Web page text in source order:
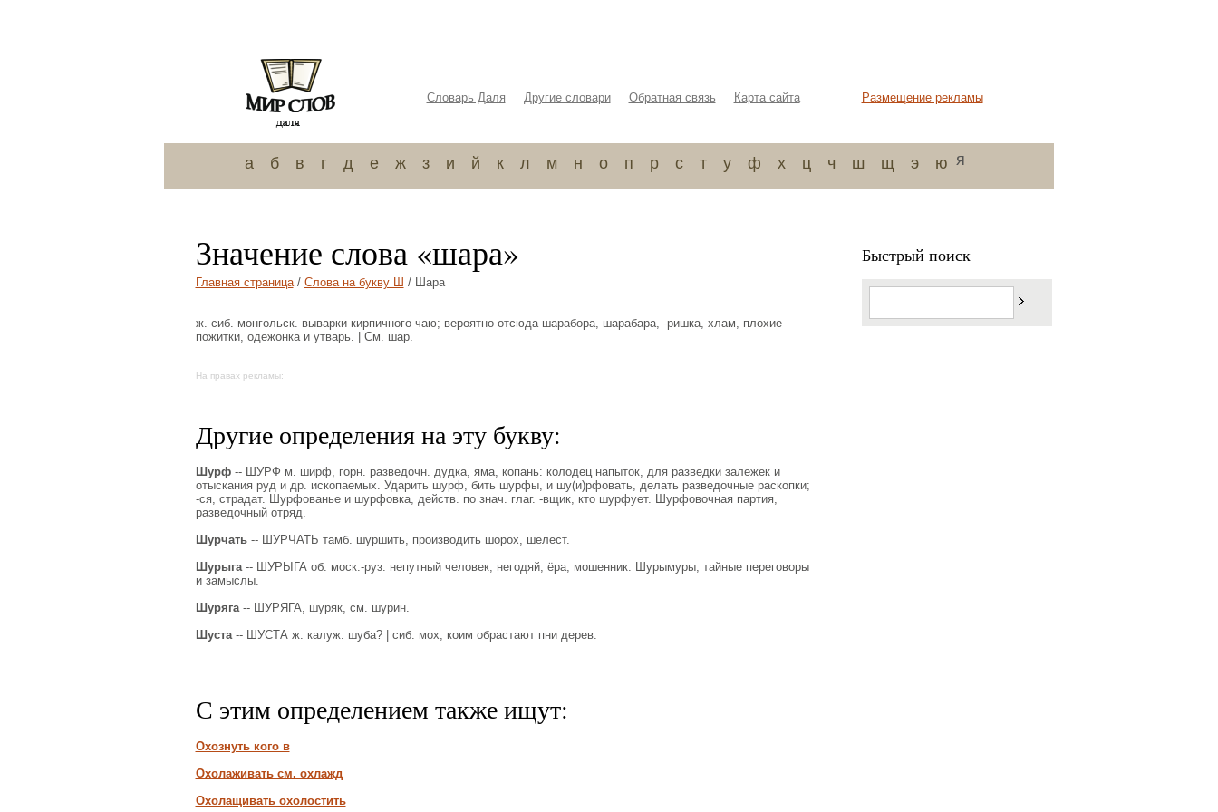
Словарь Даля Другие словари Обратная связь Карта сайта Размещение рекламы
а б в г д е ж з и й к л м н о п р с т у ф х ц ч ш щ э ю я
Значение слова «шара»
Главная страница/ Слова на букву Ш / Шара
ж. сиб. монгольск. выварки кирпичного чаю; вероятно отсюда шарабора, шарабара, -ришка, хлам, плохие
пожитки, одежонка и утварь. | См. шар.
На правах рекламы:
Другие определения на эту букву:
Шурф-- ШУРФ м. ширф, горн. разведочн. дудка, яма, копань: колодец напыток, для разведки залежек и
отыскания руд и др. ископаемых. Ударить шурф, бить шурфы, и шу(и)рфовать, делать разведочные раскопки;
-ся, страдат. Шурфованье и шурфовка, действ. по знач. глаг. -вщик, кто шурфует. Шурфовочная партия,
разведочный отряд.
Шурчать-- ШУРЧАТЬ тамб. шуршить, производить шорох, шелест.
Шурыга-- ШУРЫГА об. моск.-руз. непутный человек, негодяй, ёра, мошенник. Шурымуры, тайные переговоры
и замыслы.
Шуряга-- ШУРЯГА, шуряк, см. шурин.
Шуста-- ШУСТА ж. калуж. шуба? | сиб. мох, коим обрастают пни дерев.
С этим определением также ищут:
Охознуть кого в
Охолаживать см. охлажд
Охолащивать охолостить
Быстрый поиск